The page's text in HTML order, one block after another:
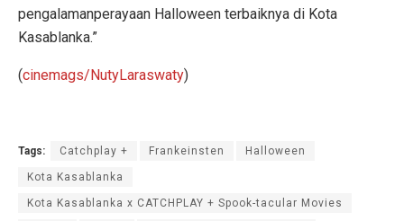
pengalamanperayaan Halloween terbaiknya di Kota
Kasablanka.”
(cinemags/NutyLaraswaty)
Tags: Catchplay + Frankeinsten Halloween
Kota Kasablanka
Kota Kasablanka x CATCHPLAY + Spook-tacular Movies